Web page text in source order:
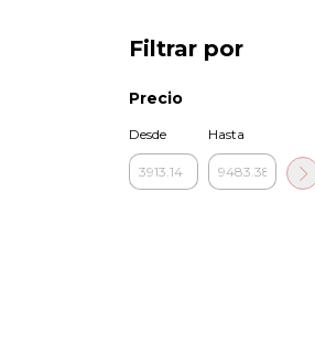
Filtrar por
Precio
Desde Hasta